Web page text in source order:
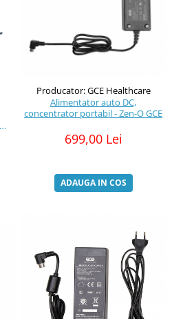
Producator: GCE Healthcare
Alimentator auto DC,
concentrator portabil - Zen-O GCE
699,00 Lei
ADAUGA IN COS